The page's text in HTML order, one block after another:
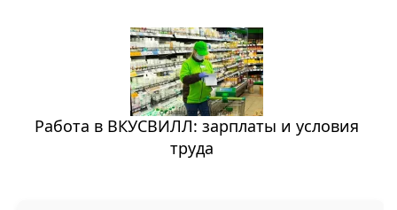
Работа в ВКУСВИЛЛ: зарплаты и условия
труда